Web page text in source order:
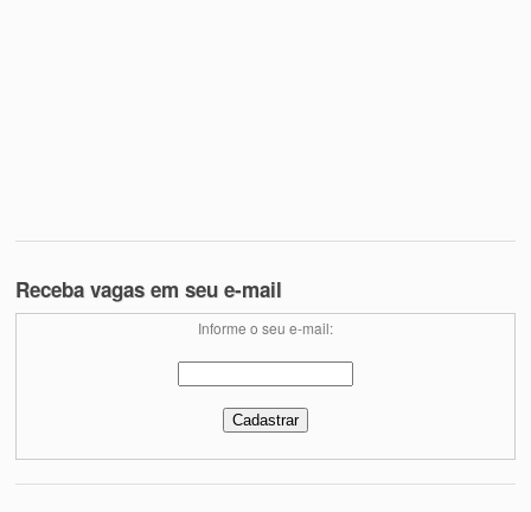
Receba vagas em seu e-mail
Informe o seu e-mail: